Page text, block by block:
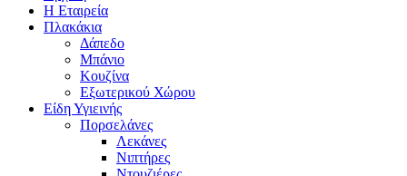
Η Εταιρεία
Πλακάκια
Δάπεδο
Μπάνιο
Κουζίνα
Εξωτερικού Χώρου
Είδη Υγιεινής
Πορσελάνες
Λεκάνες
Νιπτήρες